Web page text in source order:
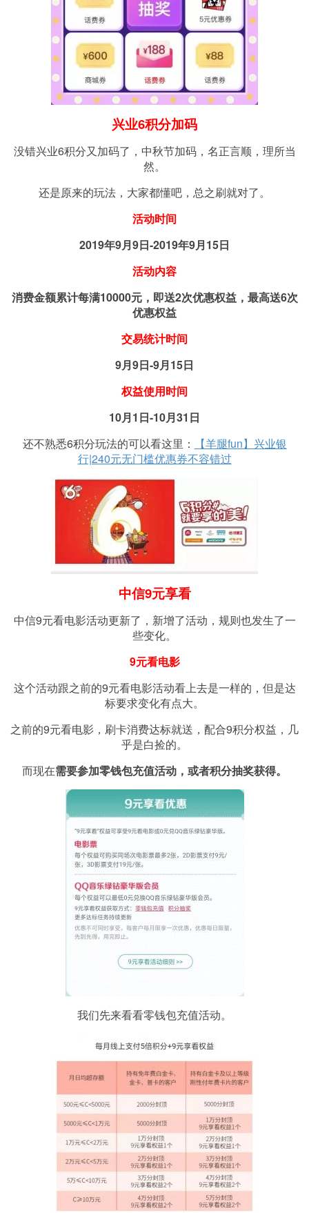
兴业6积分加码
没错兴业6积分又加码了，中秋节加码，名正言顺，理所当
然。
还是原来的玩法，大家都懂吧，总之刷就对了。
活动时间
2019年9月9日-2019年9月15日
活动内容
消费金额累计每满10000元，即送2次优惠权益，最高送6次
优惠权益
交易统计时间
9月9日-9月15日
权益使用时间
10月1日-10月31日
还不熟悉6积分玩法的可以看这里：
【羊腿fun】兴业银
行|240元无门槛优惠券不容错过
中信9元享看
中信9元看电影活动更新了，新增了活动，规则也发生了一
些变化。
9元看电影
这个活动跟之前的9元看电影活动看上去是一样的，但是达
标要求变化有点大。
之前的9元看电影，刷卡消费达标就送，配合9积分权益，几
乎是白捡的。
而现在需要参加零钱包充值活动，或者积分抽奖获得。
我们先来看看零钱包充值活动。